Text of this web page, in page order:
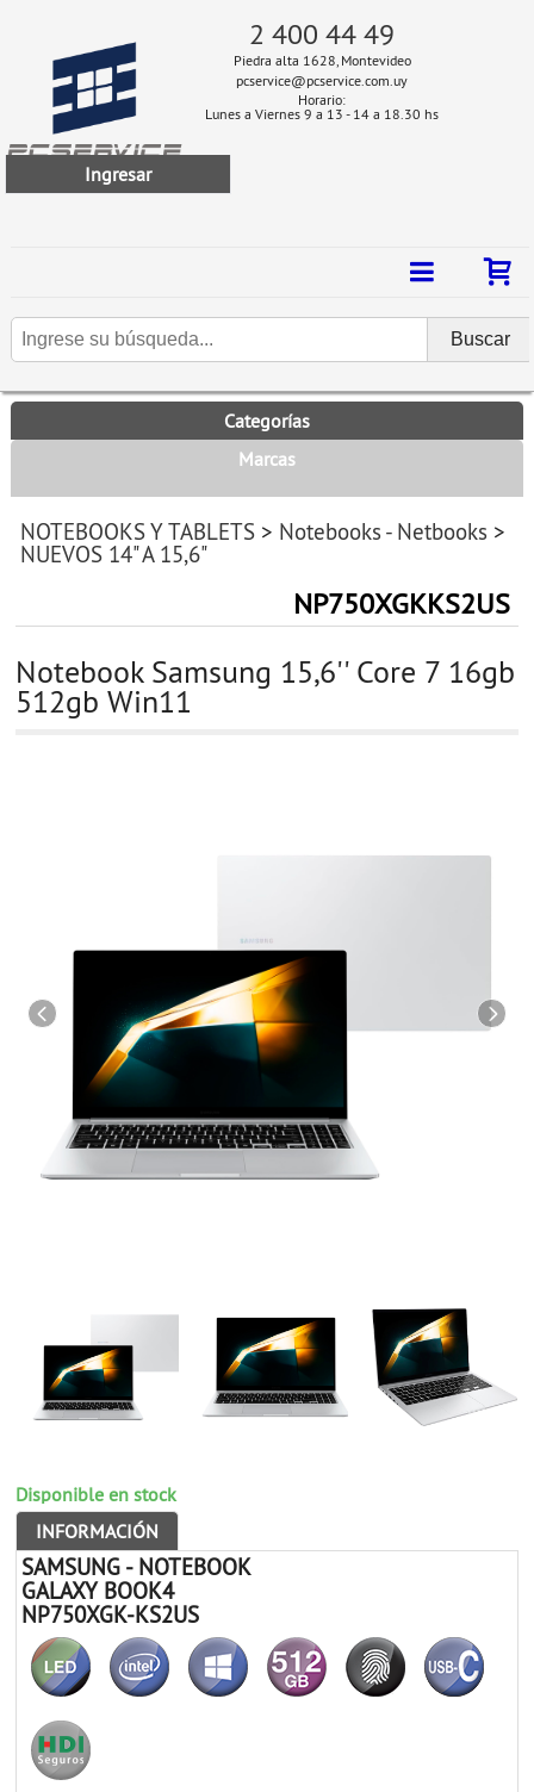
2 400 44 49
Piedra alta 1628, Montevideo
pcservice@pcservice.com.uy
Horario:
Lunes a Viernes 9 a 13 - 14 a 18.30 hs
Ingresar
Categorías
Marcas
NOTEBOOKS Y TABLETS > Notebooks - Netbooks >
NUEVOS 14" A 15,6"
NP750XGKKS2US
Notebook Samsung 15,6'' Core 7 16gb
512gb Win11
Disponible en stock
INFORMACIÓN
SAMSUNG - NOTEBOOK
GALAXY BOOK4
NP750XGK-KS2US